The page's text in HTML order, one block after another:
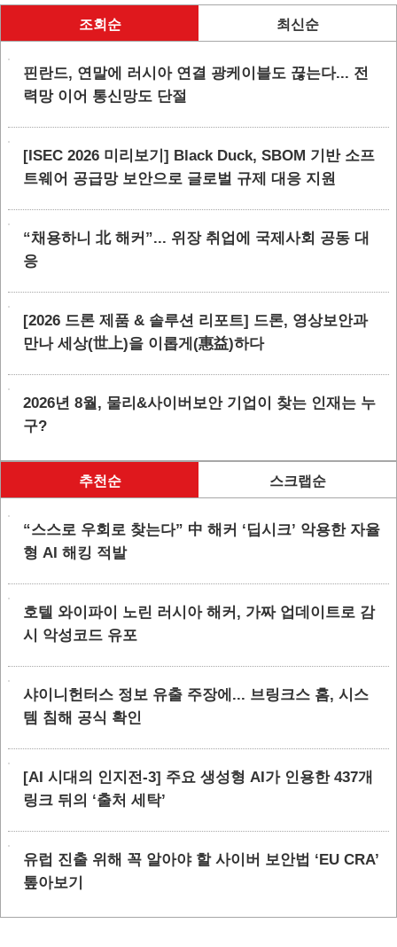
조회순 최신순
핀란드, 연말에 러시아 연결 광케이블도 끊는다... 전
력망 이어 통신망도 단절
[ISEC 2026 미리보기] Black Duck, SBOM 기반 소프
트웨어 공급망 보안으로 글로벌 규제 대응 지원
“채용하니 北 해커”... 위장 취업에 국제사회 공동 대
응
[2026 드론 제품 & 솔루션 리포트] 드론, 영상보안과
만나 세상(世上)을 이롭게(惠益)하다
2026년 8월, 물리&사이버보안 기업이 찾는 인재는 누
구?
추천순 스크랩순
“스스로 우회로 찾는다” 中 해커 ‘딥시크’ 악용한 자율
형 AI 해킹 적발
호텔 와이파이 노린 러시아 해커, 가짜 업데이트로 감
시 악성코드 유포
샤이니헌터스 정보 유출 주장에... 브링크스 홈, 시스
템 침해 공식 확인
[AI 시대의 인지전-3] 주요 생성형 AI가 인용한 437개
링크 뒤의 ‘출처 세탁’
유럽 진출 위해 꼭 알아야 할 사이버 보안법 ‘EU CRA’
톺아보기